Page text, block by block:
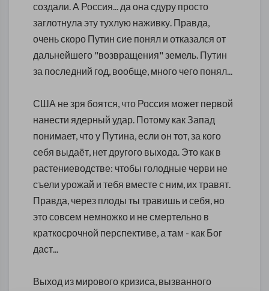
создали. А Россия... да она сдуру просто
заглотнула эту тухлую наживку. Правда,
очень скоро Путин сие понял и отказался от
дальнейшего "возвращения" земель. Путин
за последний год, вообще, много чего понял...
США не зря боятся, что Россия может первой
нанести ядерный удар. Потому как Запад
понимает, что у Путина, если он тот, за кого
себя выдаёт, нет другого выхода. Это как в
растениеводстве: чтобы голодные черви не
съели урожай и тебя вместе с ним, их травят.
Правда, через плоды ты травишь и себя, но
это совсем немножко и не смертельно в
краткосрочной перспективе, а там - как Бог
даст...
Выход из мирового кризиса, вызванного